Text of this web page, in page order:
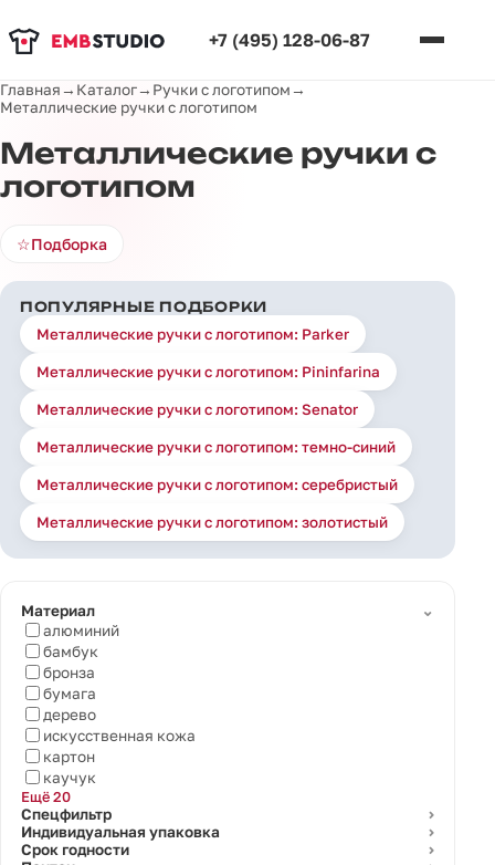
+7 (495) 128-06-87
Главная→ Каталог→ Ручки с логотипом→
Металлические ручки с логотипом
Металлические ручки с
логотипом
☆Подборка
ПОПУЛЯРНЫЕ ПОДБОРКИ
Металлические ручки с логотипом: Parker
Металлические ручки с логотипом: Pininfarina
Металлические ручки с логотипом: Senator
Металлические ручки с логотипом: темно-синий
Металлические ручки с логотипом: серебристый
Металлические ручки с логотипом: золотистый
Материал
⌄
алюминий
бамбук
бронза
бумага
дерево
искусственная кожа
картон
каучук
Ещё 20
Спецфильтр
⌄
Индивидуальная упаковка ⌄
Срок годности ⌄